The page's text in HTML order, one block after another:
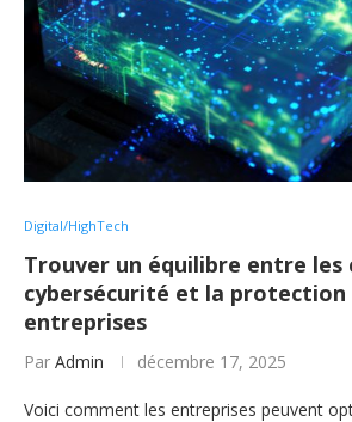
Digital/HighTech
Trouver un équilibre entre les
cybersécurité et la protection
entreprises
Par Admin décembre 17, 2025
Voici comment les entreprises peuvent